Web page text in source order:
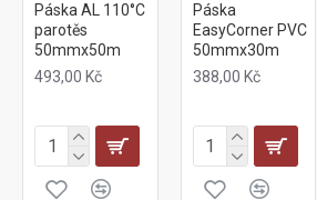
Páska AL 110°C
parotěs
50mmx50m
493,00 Kč
Páska
EasyCorner PVC
50mmx30m
388,00 Kč